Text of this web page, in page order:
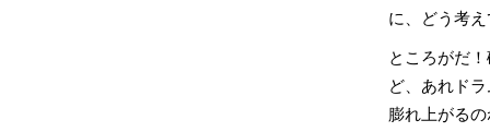
に、どう考
ところがだ
ど、あれド
膨れ上がる